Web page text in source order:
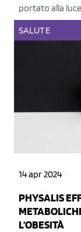
portato alla
SALUTE
14 apr 2024
PHYSALIS
L'OBESITÀ